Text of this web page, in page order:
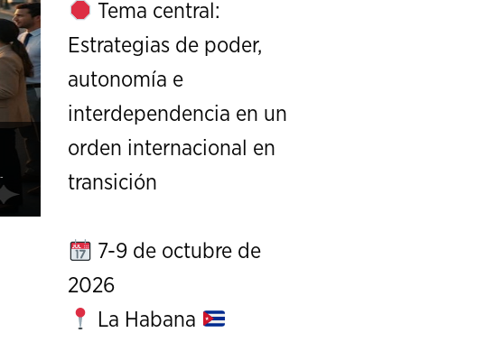
Tema central:
Estrategias de poder,
autonomía e
interdependencia en un
orden internacional en
transición
7-9 de octubre de
2026
La Habana